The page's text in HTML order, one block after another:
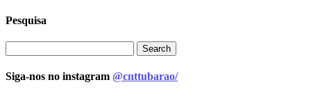
Pesquisa
Siga-nos no instagram @cnttubarao/